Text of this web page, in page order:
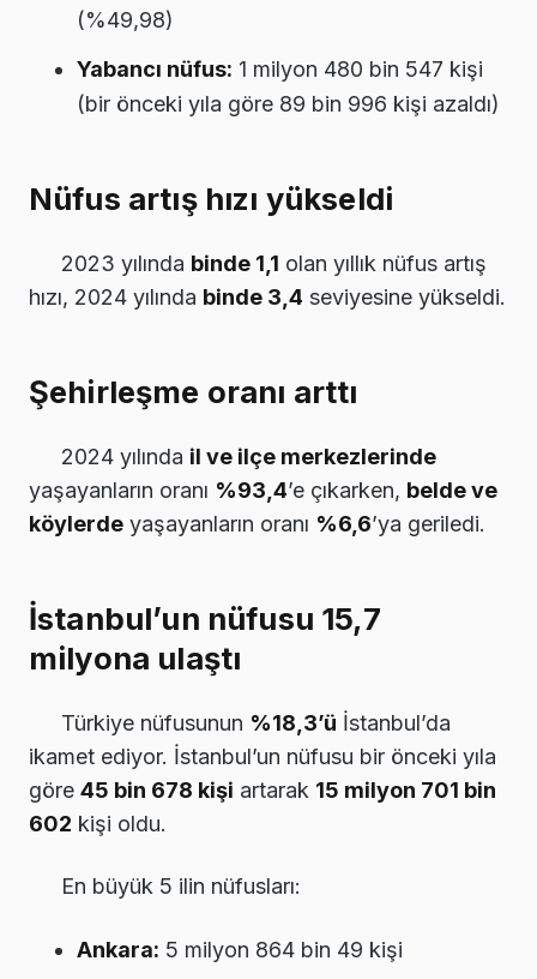
(%49,98)
Yabancı nüfus: 1 milyon 480 bin 547 kişi
(bir önceki yıla göre 89 bin 996 kişi azaldı)
Nüfus artış hızı yükseldi
2023 yılında binde 1,1 olan yıllık nüfus artış
hızı, 2024 yılında binde 3,4 seviyesine yükseldi.
Şehirleşme oranı arttı
2024 yılında il ve ilçe merkezlerinde
yaşayanların oranı %93,4’e çıkarken, belde ve
köylerde yaşayanların oranı %6,6’ya geriledi.
İstanbul’un nüfusu 15,7
milyona ulaştı
Türkiye nüfusunun %18,3’ü İstanbul’da
ikamet ediyor. İstanbul’un nüfusu bir önceki yıla
göre 45 bin 678 kişi artarak 15 milyon 701 bin
602 kişi oldu.
En büyük 5 ilin nüfusları:
Ankara: 5 milyon 864 bin 49 kişi